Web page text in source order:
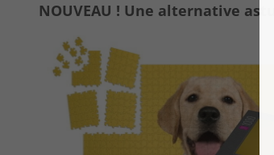
NOUVEAU ! Une alternative